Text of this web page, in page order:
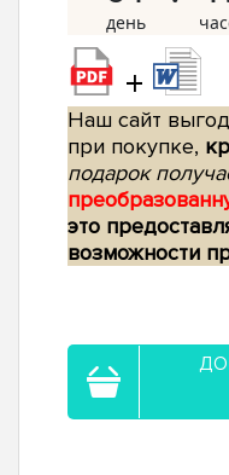
+
Наш сайт
при покупке,
подарок
это
возможности